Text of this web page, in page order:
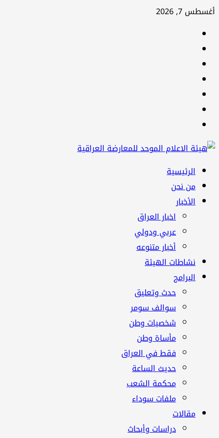
تخطي
أغسطس 7, 2026
القائمة
الرئيسية
الرئيسية
من نحن
الأخبار
اخبار العراق
عربي ودولي
أخبار متنوعه
نشاطات الهيئة
البرامج
حدث وتعليق
سوالف سومر
شخصيات وطن
مأساة وطن
فقط في العراق
حديث الساعة
محكمة الشعب
ملفات سوداء
مقالات
دراسات وأبحاث